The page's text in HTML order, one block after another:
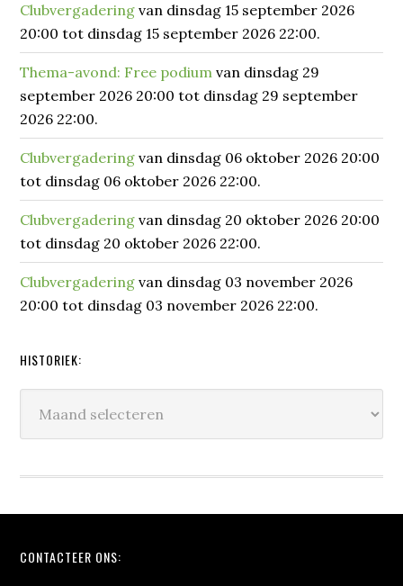
Clubvergadering van dinsdag 15 september 2026
20:00 tot dinsdag 15 september 2026 22:00.
Thema-avond: Free podium van dinsdag 29
september 2026 20:00 tot dinsdag 29 september
2026 22:00.
Clubvergadering van dinsdag 06 oktober 2026 20:00
tot dinsdag 06 oktober 2026 22:00.
Clubvergadering van dinsdag 20 oktober 2026 20:00
tot dinsdag 20 oktober 2026 22:00.
Clubvergadering van dinsdag 03 november 2026
20:00 tot dinsdag 03 november 2026 22:00.
HISTORIEK:
Footer
CONTACTEER ONS: